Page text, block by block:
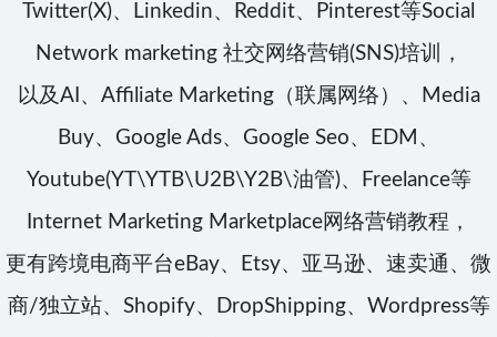
Twitter(X)、Linkedin、Reddit、Pinterest等Social
Network marketing 社交网络营销(SNS)培训，
以及AI、Affiliate Marketing（联属网络）、Media
Buy、Google Ads、Google Seo、EDM、
Youtube(YT\YTB\U2B\Y2B\油管)、Freelance等
Internet Marketing Marketplace网络营销教程，
更有跨境电商平台eBay、Etsy、亚马逊、速卖通、微
商/独立站、Shopify、DropShipping、Wordpress等